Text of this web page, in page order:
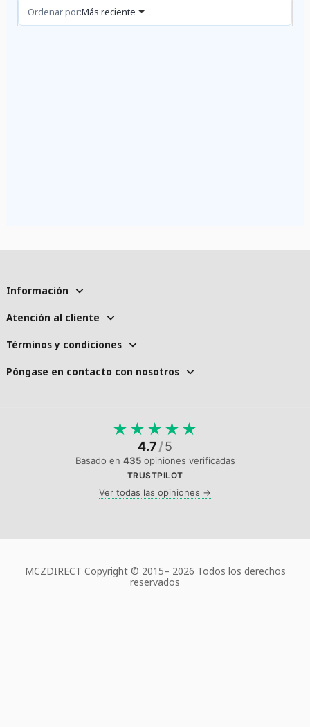
Reseñas (1)
Ordenar por:Más reciente
Información
Atención al cliente
Términos y condiciones
Póngase en contacto con nosotros
★ ★ ★ ★ ★
4.7/5
Basado en 435opiniones verificadas
TRUSTPILOT
Ver todas las opiniones →
MCZDIRECT Copyright © 2015– 2026 Todos los derechos
reservados